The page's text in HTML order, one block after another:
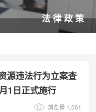
法律政策
源违法行为立案查
1日正式施行
浏览量 1,061